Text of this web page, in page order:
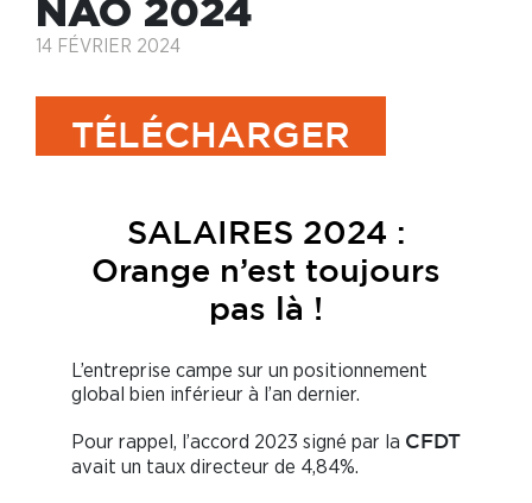
NAO 2024
14 FÉVRIER 2024
TÉLÉCHARGER
SALAIRES 2024 :
Orange n’est toujours
pas là !
L’entreprise campe sur un positionnement
global bien inférieur à l’an dernier.
Pour rappel, l’accord 2023 signé par la CFDT
avait un taux directeur de 4,84%.